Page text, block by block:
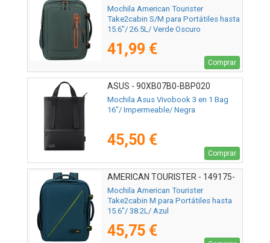
1257
Mochila American Tourister
Take2cabin S/M para Portátiles hasta
15.6"/ 26.5L/ Verde Oscuro
41,99 €
Comprar
ASUS - 90XB07B0-BBP020
Mochila Asus Vivobook 3 en 1 Bag
16"/ Impermeable/ Negra
45,50 €
Comprar
AMERICAN TOURISTER - 149175-
0528
Mochila American Tourister
Take2cabin M para Portátiles hasta
15.6"/ 38.2L/ Azul
45,75 €